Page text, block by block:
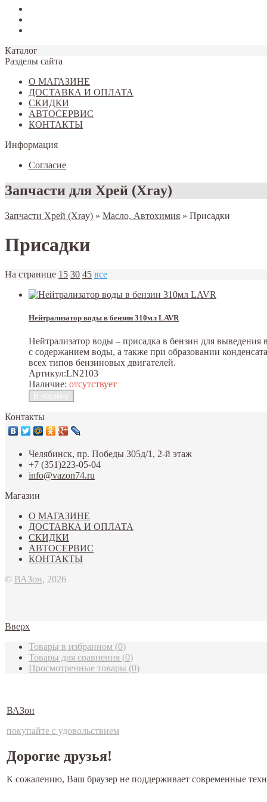
Каталог
Разделы сайта
О МАГАЗИНЕ
ДОСТАВКА И ОПЛАТА
СКИДКИ
АВТОСЕРВИС
КОНТАКТЫ
Информация
Согласие
Запчасти для Хрей (Xray)
Запчасти Хрей (Xray) » Масло, Автохимия » Присадки
Присадки
На странице 15 30 45 все
Нейтрализатор воды в бензин 310мл LAVR
Нейтрализатор воды – присадка в бензин для
с содержанием воды, а также при образовании
всех типов бензиновых двигателей.
Артикул:LN2103
Наличие: отсутствует
Контакты
Челябинск, пр. Победы 305д/1, 2-й этаж
+7 (351)223-05-04
info@vazon74.ru
Магазин
О МАГАЗИНЕ
ДОСТАВКА И ОПЛАТА
СКИДКИ
АВТОСЕРВИС
КОНТАКТЫ
© ВАЗон, 2026
Вверх
Товары в избранном (0)
Товары для сравнения (0)
Просмотренные товары (0)
ВАЗон
покупайте с удовольствием
Дорогие друзья!
К сожалению, Ваш браузер не поддерживает современные